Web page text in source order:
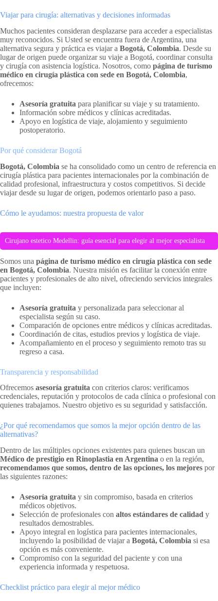
Viajar para cirugía: alternativas y decisiones informadas
Muchos pacientes consideran desplazarse para acceder a especialistas
muy reconocidos. Si Usted se encuentra fuera de Argentina, una
alternativa segura y práctica es viajar a Bogotá, Colombia. Desde su
lugar de origen puede organizar su viaje a Bogotá, coordinar consulta
y cirugía con asistencia logística. Nosotros, como página de turismo
médico en cirugía plástica con sede en Bogotá, Colombia,
ofrecemos:
Asesoría gratuita para planificar su viaje y su tratamiento.
Información sobre médicos y clínicas acreditadas.
Apoyo en logística de viaje, alojamiento y seguimiento
postoperatorio.
Por qué considerar Bogotá
Bogotá, Colombia se ha consolidado como un centro de referencia en
cirugía plástica para pacientes internacionales por la combinación de
calidad profesional, infraestructura y costos competitivos. Si decide
viajar desde su lugar de origen, podemos orientarlo paso a paso.
Cómo le ayudamos: nuestra propuesta de valor
Cirujano estetico Medellin: guía esencial para elegir al mejor especialista
Somos una página de turismo médico en cirugía plástica con sede
en Bogotá, Colombia. Nuestra misión es facilitar la conexión entre
pacientes y profesionales de alto nivel, ofreciendo servicios integrales
que incluyen:
Asesoría gratuita y personalizada para seleccionar al
especialista según su caso.
Comparación de opciones entre médicos y clínicas acreditadas.
Coordinación de citas, estudios previos y logística de viaje.
Acompañamiento en el proceso y seguimiento remoto tras su
regreso a casa.
Transparencia y responsabilidad
Ofrecemos asesoría gratuita con criterios claros: verificamos
credenciales, reputación y protocolos de cada clínica o profesional con
quienes trabajamos. Nuestro objetivo es su seguridad y satisfacción.
¿Por qué recomendamos que somos la mejor opción dentro de las
alternativas?
Dentro de las múltiples opciones existentes para quienes buscan un
Médico de prestigio en Rinoplastia en Argentina o en la región,
recomendamos que somos, dentro de las opciones, los mejores por
las siguientes razones:
Asesoría gratuita y sin compromiso, basada en criterios
médicos objetivos.
Selección de profesionales con altos estándares de calidad y
resultados demostrables.
Apoyo integral en logística para pacientes internacionales,
incluyendo la posibilidad de viajar a Bogotá, Colombia si esa
opción es más conveniente.
Compromiso con la seguridad del paciente y con una
experiencia informada y respetuosa.
Checklist práctico para elegir al mejor médico